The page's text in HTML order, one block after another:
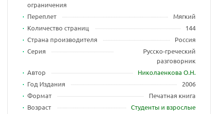
ограничения
Переплет
Мягкий
Количество страниц
144
Страна производителя
Россия
Серия
Русско-греческий
разговорник
Автор
Николаенкова О.Н.
Год Издания
2006
Формат
Печатная книга
Возраст
Студенты и взрослые